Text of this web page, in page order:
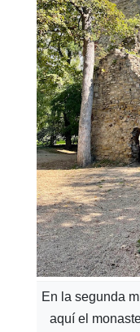
En la segunda
aquí el